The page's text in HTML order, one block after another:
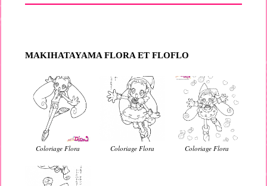
MAKIHATAYAMA FLORA ET FLOFLO
Coloriage Flora Coloriage Flora Coloriage Flora